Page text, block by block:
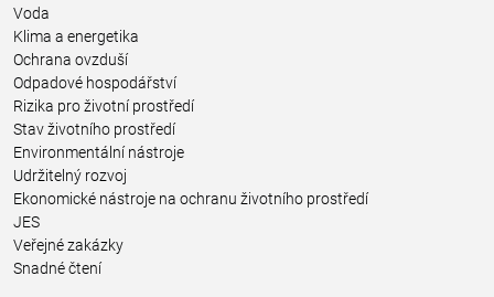
Voda
Klima a energetika
Ochrana ovzduší
Odpadové hospodářství
Rizika pro životní prostředí
Stav životního prostředí
Environmentální nástroje
Udržitelný rozvoj
Ekonomické nástroje na ochranu životního prostředí
JES
Veřejné zakázky
Snadné čtení